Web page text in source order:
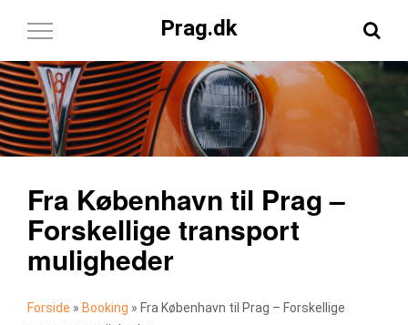
Prag.dk
Toggle
Fra København til Prag –
Forskellige transport
muligheder
Forside » Booking » Fra København til Prag – Forskellige